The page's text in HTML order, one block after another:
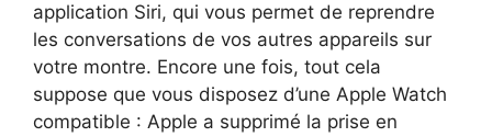
application Siri, qui vous permet de reprendre
les conversations de vos autres appareils sur
votre montre. Encore une fois, tout cela
suppose que vous disposez d’une Apple Watch
compatible : Apple a supprimé la prise en